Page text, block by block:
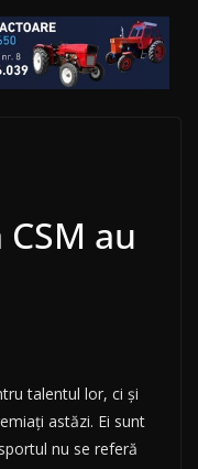
au
talentul lor, ci și
astăzi. Ei sunt
nu se referă